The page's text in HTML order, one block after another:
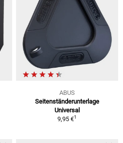
ABUS
Seitenständerunterlage
Universal
9,95 €1